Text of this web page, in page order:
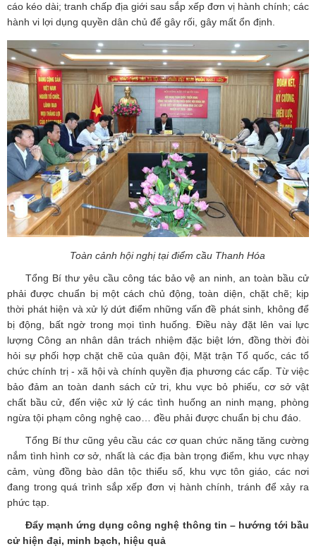
cáo kéo dài; tranh chấp địa giới sau sắp xếp đơn vị hành chính; các
hành vi lợi dụng quyền dân chủ để gây rối, gây mất ổn định.
Toàn cảnh hội nghị tại điểm cầu Thanh Hóa
Tổng Bí thư yêu cầu công tác bảo vệ an ninh, an toàn bầu cử
phải được chuẩn bị một cách chủ động, toàn diện, chặt chẽ; kịp
thời phát hiện và xử lý dứt điểm những vấn đề phát sinh, không để
bị động, bất ngờ trong mọi tình huống. Điều này đặt lên vai lực
lượng Công an nhân dân trách nhiệm đặc biệt lớn, đồng thời đòi
hỏi sự phối hợp chặt chẽ của quân đội, Mặt trận Tổ quốc, các tổ
chức chính trị - xã hội và chính quyền địa phương các cấp. Từ việc
bảo đảm an toàn danh sách cử tri, khu vực bỏ phiếu, cơ sở vật
chất bầu cử, đến việc xử lý các tình huống an ninh mạng, phòng
ngừa tội phạm công nghệ cao… đều phải được chuẩn bị chu đáo.
Tổng Bí thư cũng yêu cầu các cơ quan chức năng tăng cường
nắm tình hình cơ sở, nhất là các địa bàn trọng điểm, khu vực nhạy
cảm, vùng đồng bào dân tộc thiểu số, khu vực tôn giáo, các nơi
đang trong quá trình sắp xếp đơn vị hành chính, tránh để xảy ra
phức tạp.
Đẩy mạnh ứng dụng công nghệ thông tin – hướng tới bầu
cử hiện đại, minh bạch, hiệu quả